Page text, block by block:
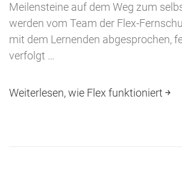
Meilensteine auf dem Weg zum
werden vom Team der Flex-
mit dem Lernenden abgesprochen,
verfolgt …
Weiterlesen, wie Flex funktioniert ￫